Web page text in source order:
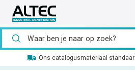
Ons catalogusmateriaal